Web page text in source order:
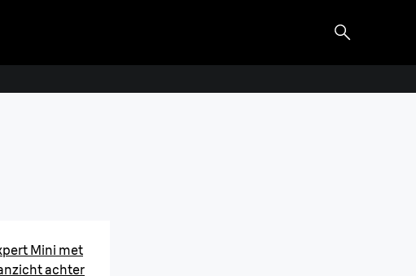
de vrijheid van 1 jaar lang een gladde
Mini met
achter